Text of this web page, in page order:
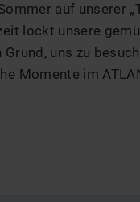
auf unserer
lockt unsere
uns zu
Momente im